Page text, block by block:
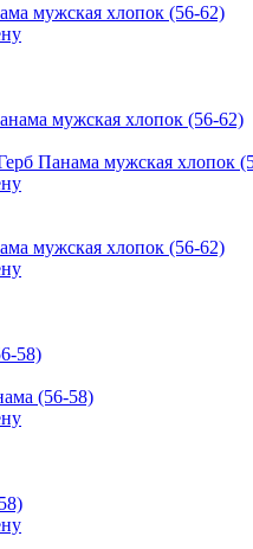
мужская хлопок (56-62)
Панама мужская хлопок
мужская хлопок (56-62)
(56-58)